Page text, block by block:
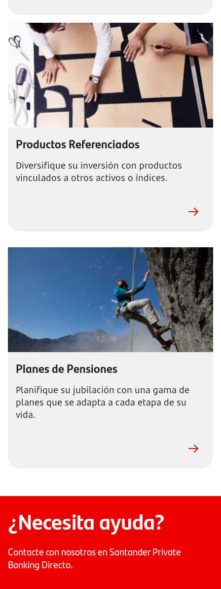
Productos Referenciados
Diversifique su inversión con productos
vinculados a otros activos o índices.
Planes de Pensiones
Planifique su jubilación con una gama de
planes que se adapta a cada etapa de su
vida.
¿Necesita ayuda?
Contacte con nosotros en Santander Private
Banking Directo.